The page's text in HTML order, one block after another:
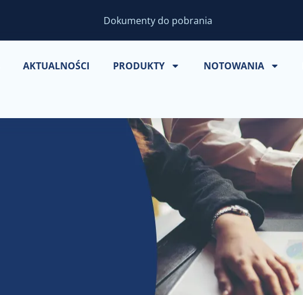
Dokumenty do pobrania
AKTUALNOŚCI PRODUKTY NOTOWANIA